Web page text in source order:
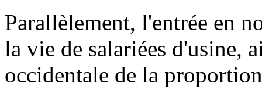
Parallèlement, l'entrée en
la vie de salariées d'usine,
occidentale de la